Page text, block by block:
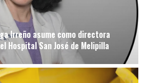
Irreño asume como directora
Hospital San José de Melipilla